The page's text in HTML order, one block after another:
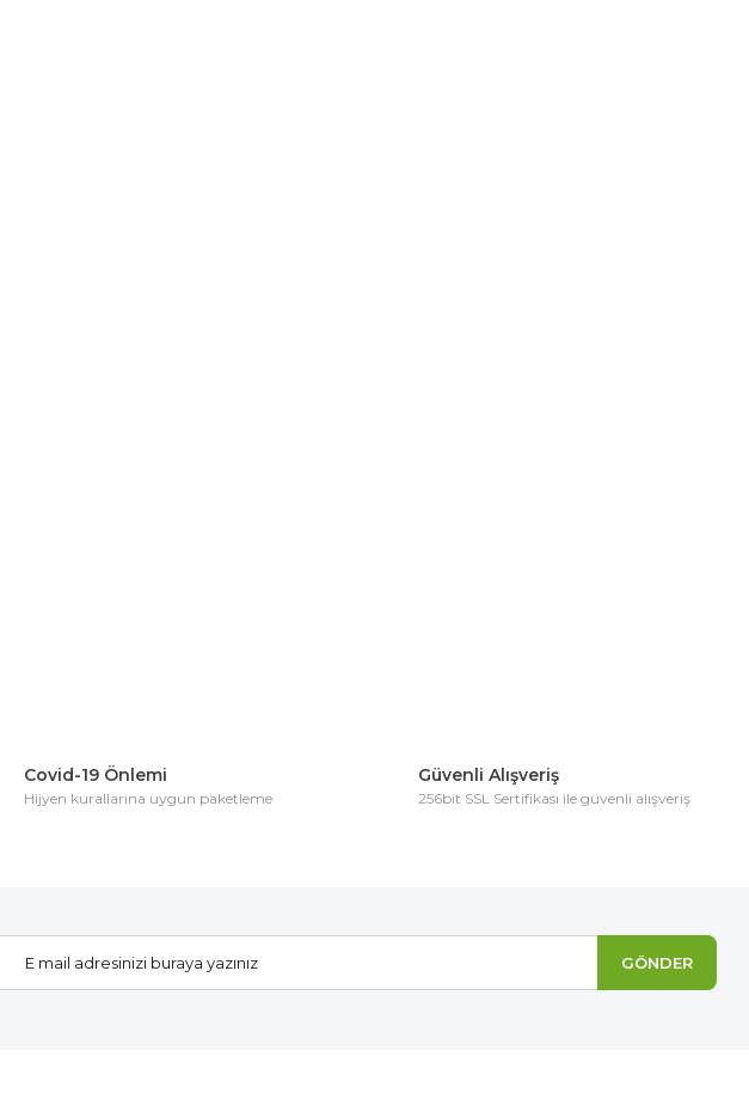
Covid-19 Önlemi
Hijyen kurallarına uygun paketleme
Güvenli Alışveriş
256bit SSL Sertifikası ile güvenli alışveriş
GÖNDER